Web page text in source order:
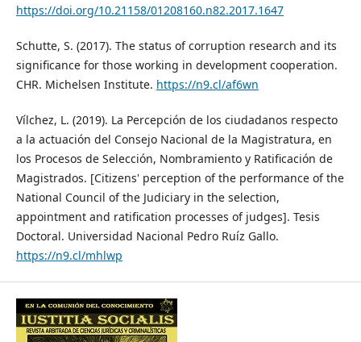
https://doi.org/10.21158/01208160.n82.2017.1647
Schutte, S. (2017). The status of corruption research and its
significance for those working in development cooperation.
CHR. Michelsen Institute. https://n9.cl/af6wn
Vílchez, L. (2019). La Percepción de los ciudadanos respecto
a la actuación del Consejo Nacional de la Magistratura, en
los Procesos de Selección, Nombramiento y Ratificación de
Magistrados. [Citizens' perception of the performance of the
National Council of the Judiciary in the selection,
appointment and ratification processes of judges]. Tesis
Doctoral. Universidad Nacional Pedro Ruíz Gallo.
https://n9.cl/mhlwp